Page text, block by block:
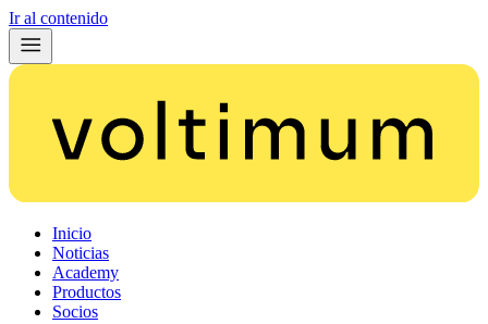
Ir al contenido
Inicio
Noticias
Academy
Productos
Socios